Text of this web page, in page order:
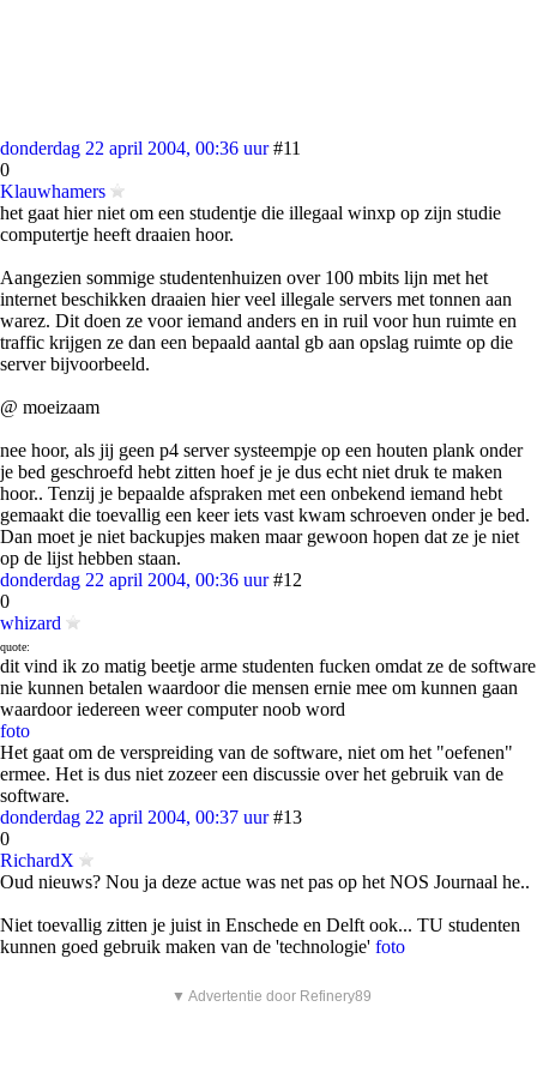
donderdag 22 april 2004, 00:36 uur #11
0
Klauwhamers
het gaat hier niet om een studentje die illegaal winxp op zijn studie
computertje heeft draaien hoor.
Aangezien sommige studentenhuizen over 100 mbits lijn met het
internet beschikken draaien hier veel illegale servers met tonnen aan
warez. Dit doen ze voor iemand anders en in ruil voor hun ruimte en
traffic krijgen ze dan een bepaald aantal gb aan opslag ruimte op die
server bijvoorbeeld.
@ moeizaam
nee hoor, als jij geen p4 server systeempje op een houten plank onder
je bed geschroefd hebt zitten hoef je je dus echt niet druk te maken
hoor.. Tenzij je bepaalde afspraken met een onbekend iemand hebt
gemaakt die toevallig een keer iets vast kwam schroeven onder je bed.
Dan moet je niet backupjes maken maar gewoon hopen dat ze je niet
op de lijst hebben staan.
donderdag 22 april 2004, 00:36 uur #12
0
whizard
quote:
dit vind ik zo matig beetje arme studenten fucken omdat ze de software
nie kunnen betalen waardoor die mensen ernie mee om kunnen gaan
waardoor iedereen weer computer noob word
foto
Het gaat om de verspreiding van de software, niet om het "oefenen"
ermee. Het is dus niet zozeer een discussie over het gebruik van de
software.
donderdag 22 april 2004, 00:37 uur #13
0
RichardX
Oud nieuws? Nou ja deze actue was net pas op het NOS Journaal he..
Niet toevallig zitten je juist in Enschede en Delft ook... TU studenten
kunnen goed gebruik maken van de 'technologie' foto
▼ Advertentie door Refinery89